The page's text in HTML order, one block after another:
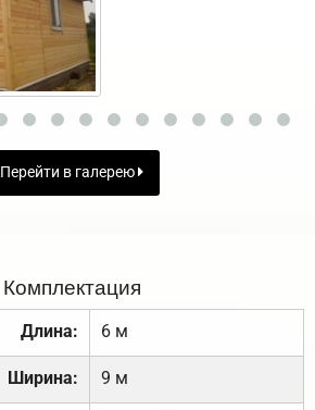
Перейти в галерею
Комплектация
Длина: 6 м
Ширина: 9 м